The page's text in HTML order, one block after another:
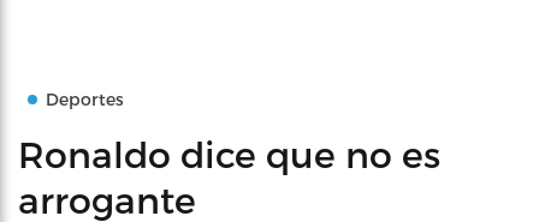
Deportes
Ronaldo dice que no es
arrogante